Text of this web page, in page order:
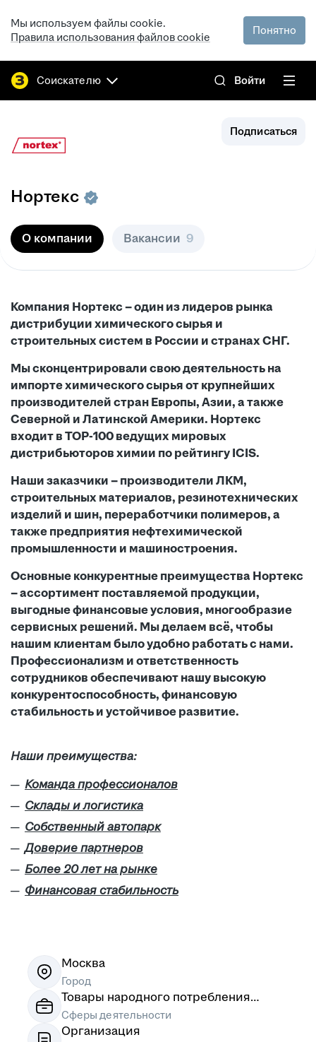
Мы используем файлы cookie.
Правила использования файлов cookie
Понятно
Соискателю Войти
Подписаться
Нортекс
О компании Вакансии 9
Компания Нортекс – один из лидеров рынка
дистрибуции химического сырья и
строительных систем в России и странах СНГ.
Мы сконцентрировали свою деятельность на
импорте химического сырья от крупнейших
производителей стран Европы, Азии, а также
Северной и Латинской Америки. Нортекс
входит в TOP-100 ведущих мировых
дистрибьюторов химии по рейтингу ICIS.
Наши заказчики – производители ЛКМ,
строительных материалов, резинотехнических
изделий и шин, переработчики полимеров, а
также предприятия нефтехимической
промышленности и машиностроения.
Основные конкурентные преимущества Нортекс
– ассортимент поставляемой продукции,
выгодные финансовые условия, многообразие
сервисных решений. Мы делаем всё, чтобы
нашим клиентам было удобно работать с нами.
Профессионализм и ответственность
сотрудников обеспечивают нашу высокую
конкурентоспособность, финансовую
стабильность и устойчивое развитие.
Наши преимущества:
Команда профессионалов
Склады и логистика
Собственный автопарк
Доверие партнеров
Более 20 лет на рынке
Финансовая стабильность
Москва
Город
Товары народного потребления
(непищевые), Химическое
производство, удобрения
Сферы деятельности
Организация